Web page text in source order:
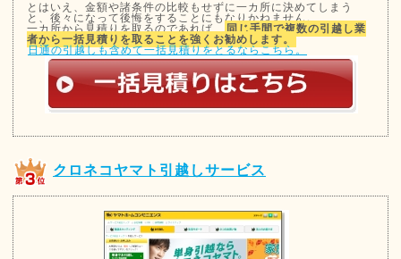
とはいえ、金額や諸条件の比較もせずに一カ所に決めてしまう
と、後々になって後悔をすることにもなりかねません。
一カ所から見積りを取るのであれば、 同じ手間で複数の引越し業
者から一括見積りを取ることを強くお勧めします。
日通の引越しも含めて一括見積りをとるならこちら。
クロネコヤマト引越しサービス